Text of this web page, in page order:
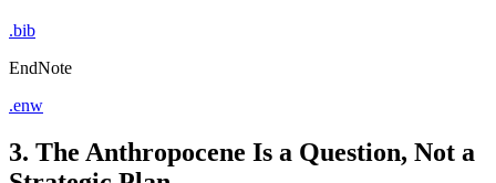
.bib
EndNote
.enw
3. The Anthropocene Is a Question, Not a